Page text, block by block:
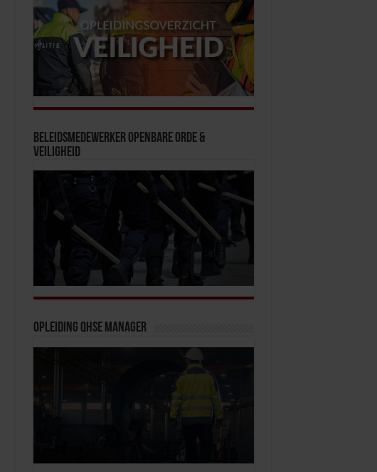
Beleidsmedewerker Openbare Orde &
Veiligheid
Opleiding QHSE Manager